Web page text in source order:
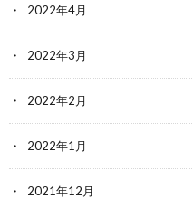
2022年4月
2022年3月
2022年2月
2022年1月
2021年12月